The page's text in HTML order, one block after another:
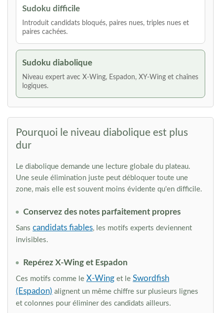
Sudoku difficile
Introduit candidats bloqués, paires nues, triples nues et
paires cachées.
Sudoku diabolique
Niveau expert avec X-Wing, Espadon, XY-Wing et chaînes
logiques.
Pourquoi le niveau diabolique est plus
dur
Le diabolique demande une lecture globale du plateau.
Une seule élimination juste peut débloquer toute une
zone, mais elle est souvent moins évidente qu'en difficile.
Conservez des notes parfaitement propres
Sans candidats fiables, les motifs experts deviennent
invisibles.
Repérez X-Wing et Espadon
Ces motifs comme le X-Wing et le Swordfish
(Espadon) alignent un même chiffre sur plusieurs lignes
et colonnes pour éliminer des candidats ailleurs.